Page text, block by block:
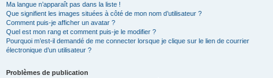
Ma langue n’apparaît pas dans la liste !
Que signifient les images situées à côté de mon nom d’utilisateur ?
Comment puis-je afficher un avatar ?
Quel est mon rang et comment puis-je le modifier ?
Pourquoi m’est-il demandé de me connecter lorsque je clique sur le lien de courrier
électronique d’un utilisateur ?
Problèmes de publication